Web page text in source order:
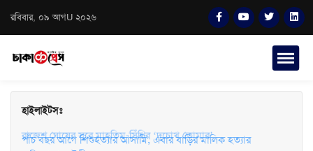
রবিবার, ০৯ আগU ২০২৬
হাইলাইটসঃ
রাজেশ ঘোষের সুরে মাহতিম-সিঁথির ‘দুচোখ তোমার’
পাঁচ বছর আগে শিশুহত্যার আসামি, এবার বাড়ির মালিক হত্যার
অভিযোগে লাইলী